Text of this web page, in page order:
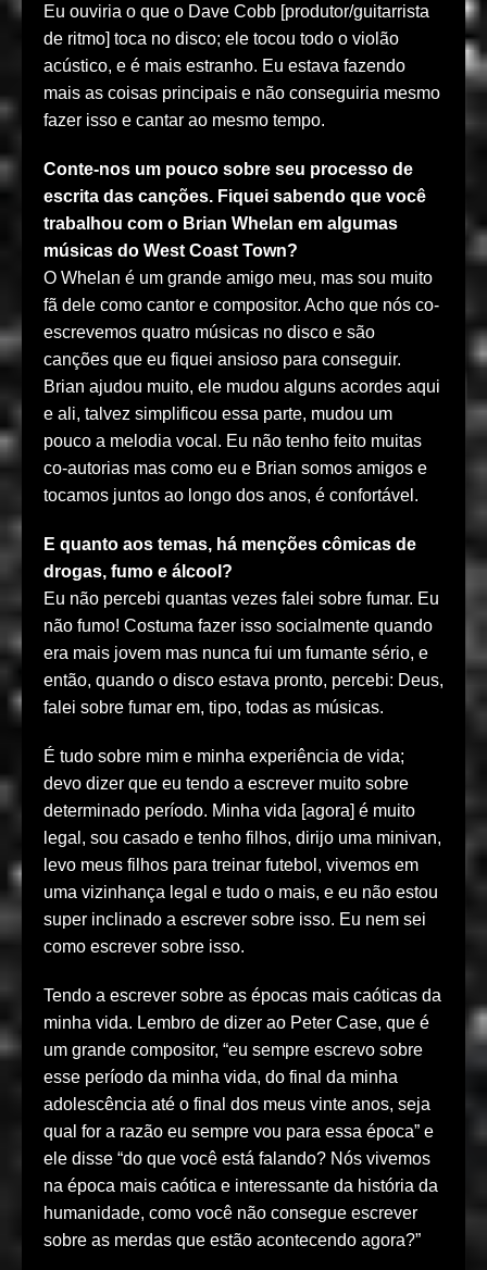
Eu ouviria o que o Dave Cobb [produtor/guitarrista
de ritmo] toca no disco; ele tocou todo o violão
acústico, e é mais estranho. Eu estava fazendo
mais as coisas principais e não conseguiria mesmo
fazer isso e cantar ao mesmo tempo.
Conte-nos um pouco sobre seu processo de
escrita das canções. Fiquei sabendo que você
trabalhou com o Brian Whelan em algumas
músicas do West Coast Town?
O Whelan é um grande amigo meu, mas sou muito
fã dele como cantor e compositor. Acho que nós co-
escrevemos quatro músicas no disco e são
canções que eu fiquei ansioso para conseguir.
Brian ajudou muito, ele mudou alguns acordes aqui
e ali, talvez simplificou essa parte, mudou um
pouco a melodia vocal. Eu não tenho feito muitas
co-autorias mas como eu e Brian somos amigos e
tocamos juntos ao longo dos anos, é confortável.
E quanto aos temas, há menções cômicas de
drogas, fumo e álcool?
Eu não percebi quantas vezes falei sobre fumar. Eu
não fumo! Costuma fazer isso socialmente quando
era mais jovem mas nunca fui um fumante sério, e
então, quando o disco estava pronto, percebi: Deus,
falei sobre fumar em, tipo, todas as músicas.
É tudo sobre mim e minha experiência de vida;
devo dizer que eu tendo a escrever muito sobre
determinado período. Minha vida [agora] é muito
legal, sou casado e tenho filhos, dirijo uma minivan,
levo meus filhos para treinar futebol, vivemos em
uma vizinhança legal e tudo o mais, e eu não estou
super inclinado a escrever sobre isso. Eu nem sei
como escrever sobre isso.
Tendo a escrever sobre as épocas mais caóticas da
minha vida. Lembro de dizer ao Peter Case, que é
um grande compositor, “eu sempre escrevo sobre
esse período da minha vida, do final da minha
adolescência até o final dos meus vinte anos, seja
qual for a razão eu sempre vou para essa época” e
ele disse “do que você está falando? Nós vivemos
na época mais caótica e interessante da história da
humanidade, como você não consegue escrever
sobre as merdas que estão acontecendo agora?”